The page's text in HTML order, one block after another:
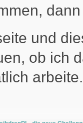
und
ob ich
arbeite.